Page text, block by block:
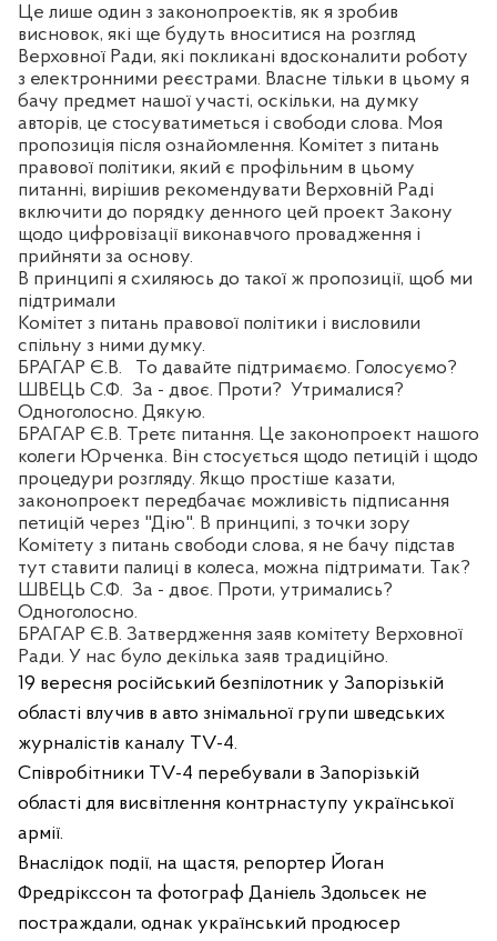
Це лише один з законопроектів, як я зробив
висновок, які ще будуть вноситися на розгляд
Верховної Ради, які покликані вдосконалити роботу
з електронними реєстрами. Власне тільки в цьому я
бачу предмет нашої участі, оскільки, на думку
авторів, це стосуватиметься і свободи слова. Моя
пропозиція після ознайомлення. Комітет з питань
правової політики, який є профільним в цьому
питанні, вирішив рекомендувати Верховній Раді
включити до порядку денного цей проект Закону
щодо цифровізації виконавчого провадження і
прийняти за основу.
В принципі я схиляюсь до такої ж пропозиції, щоб ми
підтримали
Комітет з питань правової політики і висловили
спільну з ними думку.
БРАГАР Є.В.
То давайте підтримаємо. Голосуємо?
ШВЕЦЬ С.Ф. За - двоє. Проти? Утрималися?
Одноголосно. Дякую.
БРАГАР Є.В. Третє питання. Це законопроект нашого
колеги Юрченка. Він стосується щодо петицій і щодо
процедури розгляду. Якщо простіше казати,
законопроект передбачає можливість підписання
петицій через "Дію". В принципі, з точки зору
Комітету з питань свободи слова, я не бачу підстав
тут ставити палиці в колеса, можна підтримати. Так?
ШВЕЦЬ С.Ф. За - двоє. Проти, утримались?
Одноголосно.
БРАГАР Є.В. Затвердження заяв комітету Верховної
Ради. У нас було декілька заяв традиційно.
19 вересня російський безпілотник у Запорізькій
області влучив в авто знімальної групи шведських
журналістів каналу TV-4.
Співробітники TV-4 перебували в Запорізькій
області для висвітлення контрнаступу української
армії.
Внаслідок події, на щастя, репортер Йоган
Фредрікссон та фотограф Даніель Здольсек не
постраждали, однак український продюсер